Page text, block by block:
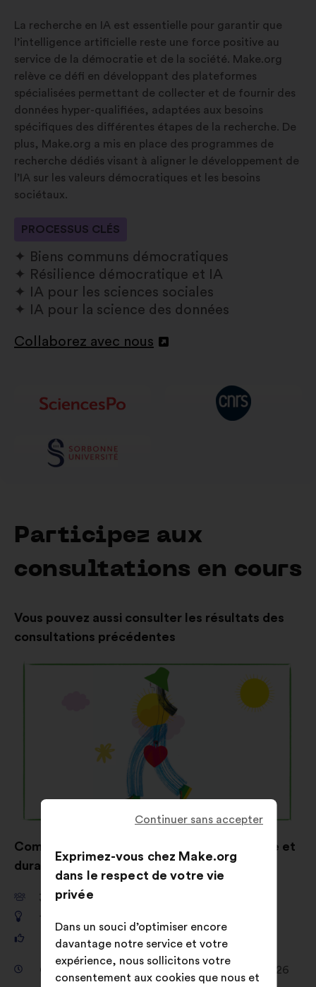
La recherche en IA est essentielle pour garantir que
l’intelligence artificielle reste une force positive au
service de la démocratie et de la société. Make.org
relève ce défi en développant des plateformes
spécialisées permettant de collecter et de fournir des
données hyper-qualifiées, adaptées aux besoins
spécifiques des différentes étapes de la recherche. De
plus, Make.org a mis en place des programmes de
recherche dédiés visant à aligner le développement de
l’IA sur les valeurs démocratiques et les besoins
sociétaux.
PROCESSUS CLÉS
Biens communs démocratiques
Résilience démocratique et IA
IA pour les sciences sociales
IA pour la science des données
Collaborez avec nous
Ouverture
nouvel
Participez aux
consultations en cours
Vous pouvez aussi consulter les résultats des
consultations précédentes
Comment donner envie de s’habiller éthique et
durable ?
38 149 participants
1 680
481 156
votes
Consultation du 19 février 2026 au 16 avril 2026
Continuer sans accepter
Exprimez-vous chez Make.org
dans le respect de votre vie
privée
Dans un souci d’optimiser encore
davantage notre service et votre
expérience, nous sollicitons votre
consentement aux cookies que nous et